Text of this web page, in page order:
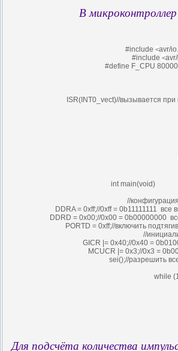
В
#include <avr/
#include <
#define F_CPU
ISR(INT0_vect)//вызывается
int main(void) //
//
DDRA = 0xff;//0xff = 0b11111111
DDRD = 0x00;//0x00 = 0b00000000
PORTD = 0xff;//включить
//
GICR |= 0x40;//0x40 =
MCUCR |= 0x3;//0x3 =
sei();//разрешить
while
Для подсчёта количества